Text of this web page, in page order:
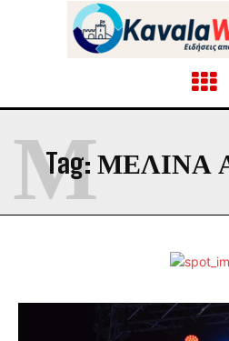
Tag: ΜΕΛΊΝΑ
Μ